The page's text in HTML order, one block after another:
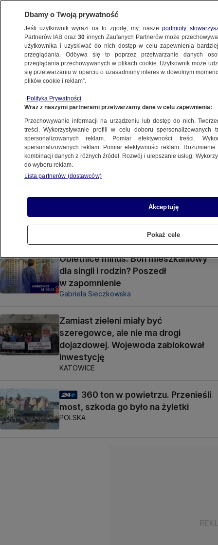
BUDOWNICTWO
Dach sali gimnastycznej runął
na uczennice, zginęło 11 osób
ŚWIAT
Było jedno mieszkanie, są trzy.
"Prawo tego nie zabrania", ale są
pewne warunki
Katastrofa podczas prac
budowlanych. Zawaliła się ściana,
Obietnice minus. Bon mieszkaniowy
dla singli i rodzin? Poszedł
w zapomnienie
Gabriela Sieczkowska
Zamiast zieleni miały być
szeregowce, ale nie ma drogi
dojazdowej. Wojewoda zablokował
inwestycję
KATOWICE
360 ton w powietrzu. Przenieśli
most, szkoda go było na żyletki
POLSKA
Dbamy o Twoją prywatność
Jeśli użytkownik wyrazi na to zgodę, my, naszepodmioty
Partnerów IAB oraz30 innych Zaufanych Partnerów może
użytkownika i uzyskiwać do nich dostęp w celu zapewnienia
przeglądania. Odbywa się to poprzez przetwarzanie danych
przeglądania przechowywanych w plikach cookie. Użytkownik może
się przetwarzaniu w oparciu o uzasadniony interes w dowolnym
plików cookie i reklam”.
Polityka Prywatności
Wraz z naszymi partnerami przetwarzamy dane w celu zapewnienia:
Przechowywanie informacji na urządzeniu lub dostęp do nich.
treści. Wykorzystywanie profili w celu doboru spersonalizowanych
spersonalizowanych reklam. Pomiar efektywności treści.
spersonalizowanych reklam. Pomiar efektywności reklam.
kombinacji danych z różnych źródeł. Rozwój i ulepszanie usług.
do wyboru reklam.
Lista partnerów (dostawców)
Akceptuję
Pokaż cele